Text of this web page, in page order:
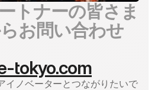
トナーの皆さま
お問い合わせ
tokyo.com
イノベーターとつながりたいで